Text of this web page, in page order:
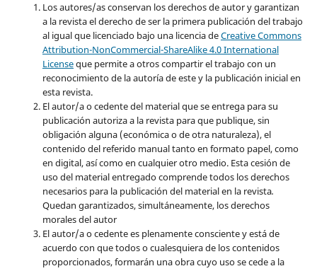
Los autores/as conservan los derechos de autor y garantizan
a la revista el derecho de ser la primera publicación del trabajo
al igual que licenciado bajo una licencia deCreative Commons
Attribution-NonCommercial-ShareAlike 4.0 International
Licenseque permite a otros compartir el trabajo con un
reconocimiento de la autoría de este y la publicación inicial en
esta revista.
El autor/a o cedente del material que se entrega para su
publicación autoriza a la revista para que publique, sin
obligación alguna (económica o de otra naturaleza), el
contenido del referido manual tanto en formato papel, como
en digital, así como en cualquier otro medio. Esta cesión de
uso del material entregado comprende todos los derechos
necesarios para la publicación del material en la revista.
Quedan garantizados, simultáneamente, los derechos
morales del autor
El autor/a o cedente es plenamente consciente y está de
acuerdo con que todos o cualesquiera de los contenidos
proporcionados, formarán una obra cuyo uso se cede a la